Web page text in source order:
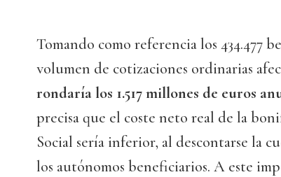
Tomando como referencia los 434.477
volumen de cotizaciones ordinarias
rondaría los 1.517 millones de euros
precisa que el coste neto real de la
Social sería inferior, al descontarse la
los autónomos beneficiarios. A este